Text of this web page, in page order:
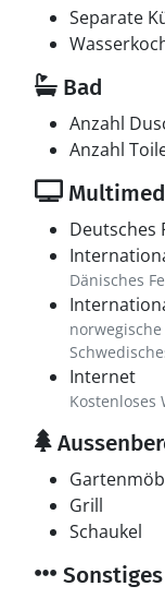
Separate
Bad
Anzahl
Anzahl
Deutsches
Dänisches
Internet
Kostenloses
Grill
Schaukel
Sonstiges